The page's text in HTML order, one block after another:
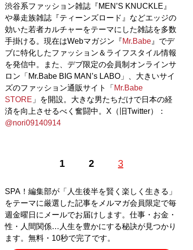
渋谷系ファッション雑誌『MEN’S KNUCKLE』
や暴走族雑誌『ティーンズロード』などエッジの
効いた若者カルチャーをテーマにした雑誌を多数
手掛ける。現在はWebマガジン『Mr.Babe 』でデ
ブに特化したファッション＆ライフスタイル情報
を発信中。また、デブ限定の会員制オンラインサ
ロン「Mr.Babe BIG MAN’s LABO」、大きいサイ
ズのファッション通販サイト「 Mr.Babe
STORE 」を開設。大きな男たちだけで日本の経
済を向上させるべく奮闘中。X（旧Twitter）：
@nori09140914
1 2 3
SPA！編集部が「人生後半を賢く楽しく生きる」
をテーマに厳選した記事をメルマガ会員限定で毎
週金曜日にメールでお届けします。仕事・お金・
性・人間関係…人生を豊かにする秘訣が見つかり
ます。無料・10秒で完了です。